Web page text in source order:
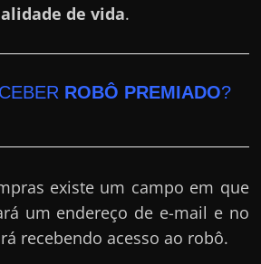
de vida.
ROBÔ PREMIADO?
existe um campo em que
um endereço de e-mail e no
recebendo acesso ao robô.